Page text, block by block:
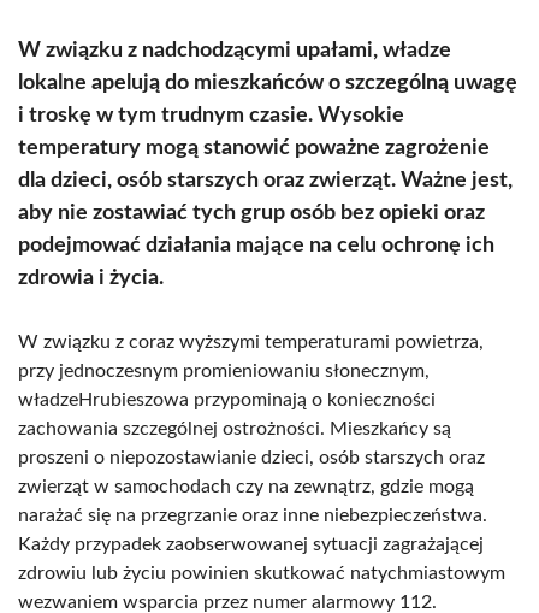
W związku z nadchodzącymi upałami, władze
lokalne apelują do mieszkańców o szczególną uwagę
i troskę w tym trudnym czasie. Wysokie
temperatury mogą stanowić poważne zagrożenie
dla dzieci, osób starszych oraz zwierząt. Ważne jest,
aby nie zostawiać tych grup osób bez opieki oraz
podejmować działania mające na celu ochronę ich
zdrowia i życia.
W związku z coraz wyższymi temperaturami powietrza,
przy jednoczesnym promieniowaniu słonecznym,
władzeHrubieszowa przypominają o konieczności
zachowania szczególnej ostrożności. Mieszkańcy są
proszeni o niepozostawianie dzieci, osób starszych oraz
zwierząt w samochodach czy na zewnątrz, gdzie mogą
narażać się na przegrzanie oraz inne niebezpieczeństwa.
Każdy przypadek zaobserwowanej sytuacji zagrażającej
zdrowiu lub życiu powinien skutkować natychmiastowym
wezwaniem wsparcia przez numer alarmowy 112.